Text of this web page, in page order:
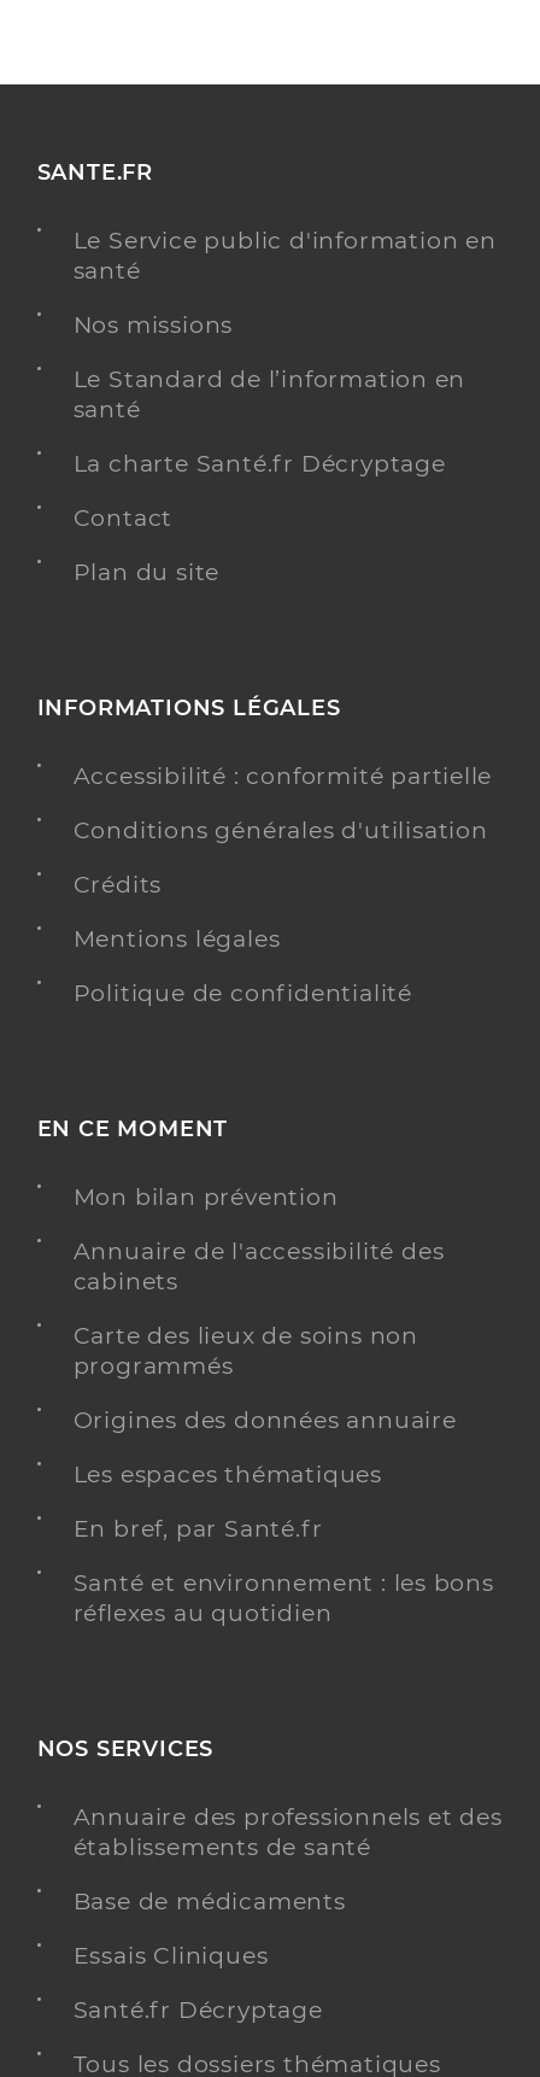
SANTE.FR
Le Service public d'information en
santé
Nos missions
Le Standard de l’information en
santé
La charte Santé.fr Décryptage
Contact
Plan du site
INFORMATIONS LÉGALES
Accessibilité : conformité partielle
Conditions générales d'utilisation
Crédits
Mentions légales
Politique de confidentialité
EN CE MOMENT
Mon bilan prévention
Annuaire de l'accessibilité des
cabinets
Carte des lieux de soins non
programmés
Origines des données annuaire
Les espaces thématiques
En bref, par Santé.fr
Santé et environnement : les bons
réflexes au quotidien
NOS SERVICES
Annuaire des professionnels et des
établissements de santé
Base de médicaments
Essais Cliniques
Santé.fr Décryptage
Tous les dossiers thématiques